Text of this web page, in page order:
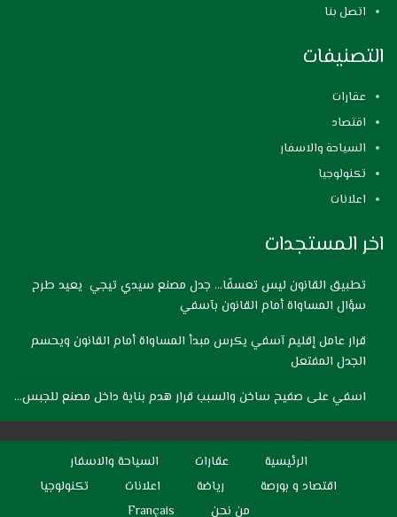
اتصل بنا
التصنيفات
عقارات
اقتصاد
السياحة والاسفار
تكنولوجيا
اعلانات
اخر المستجدات
تطبيق القانون ليس تعسفًا… جدل مصنع سيدي تيجي يعيد طرح
سؤال المساواة أمام القانون بآسفي
قرار عامل إقليم آسفي يكرس مبدأ المساواة أمام القانون ويحسم
الجدل المفتعل
اسفي على صفيح ساخن والسبب قرار هدم بناية داخل مصنع للجبس…
الرئيسية عقارات
السياحة والاسفار
اقتصاد و بورصة
رياضة اعلانات
تكنولوجيا
من نحن
Français